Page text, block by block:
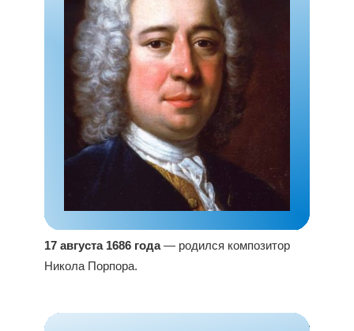
17 августа 1686 года— родился композитор
Никола Порпора.